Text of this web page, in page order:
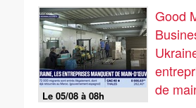
Le 05/08 à 08h
Good
de